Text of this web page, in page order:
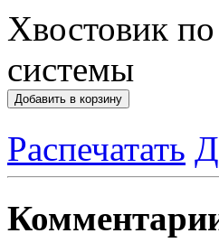
Хвостовик
системы
Распечатать